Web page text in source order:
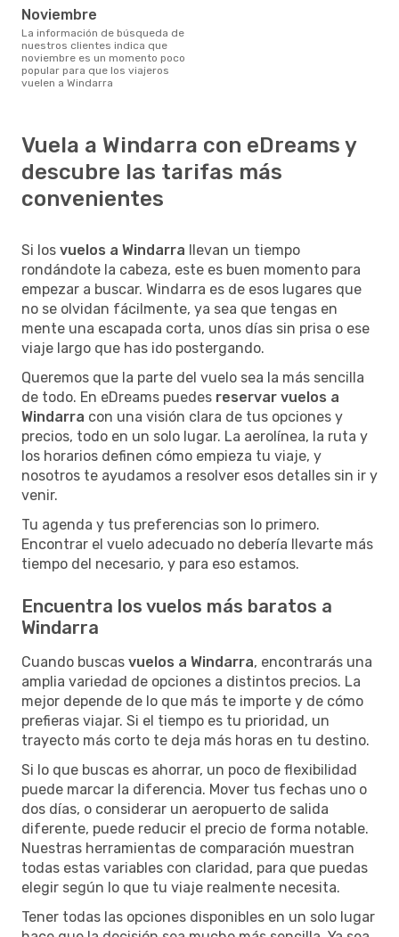
noviembre
La información de búsqueda de
nuestros clientes indica que
noviembre es un momento poco
popular para que los viajeros
vuelen a Windarra
Vuela a Windarra con eDreams y
descubre las tarifas más
convenientes
Si los vuelos a Windarra llevan un tiempo
rondándote la cabeza, este es buen momento para
empezar a buscar. Windarra es de esos lugares que
no se olvidan fácilmente, ya sea que tengas en
mente una escapada corta, unos días sin prisa o ese
viaje largo que has ido postergando.
Queremos que la parte del vuelo sea la más sencilla
de todo. En eDreams puedes reservar vuelos a
Windarra con una visión clara de tus opciones y
precios, todo en un solo lugar. La aerolínea, la ruta y
los horarios definen cómo empieza tu viaje, y
nosotros te ayudamos a resolver esos detalles sin ir y
venir.
Tu agenda y tus preferencias son lo primero.
Encontrar el vuelo adecuado no debería llevarte más
tiempo del necesario, y para eso estamos.
Encuentra los vuelos más baratos a
Windarra
Cuando buscas vuelos a Windarra, encontrarás una
amplia variedad de opciones a distintos precios. La
mejor depende de lo que más te importe y de cómo
prefieras viajar. Si el tiempo es tu prioridad, un
trayecto más corto te deja más horas en tu destino.
Si lo que buscas es ahorrar, un poco de flexibilidad
puede marcar la diferencia. Mover tus fechas uno o
dos días, o considerar un aeropuerto de salida
diferente, puede reducir el precio de forma notable.
Nuestras herramientas de comparación muestran
todas estas variables con claridad, para que puedas
elegir según lo que tu viaje realmente necesita.
Tener todas las opciones disponibles en un solo lugar